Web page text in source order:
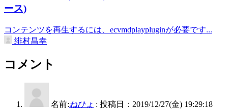
ース)
コンテンツを再生するには、ecvmdplaypluginが必要です...
绯村昌幸
コメント
名前:ねひょ : 投稿日：2019/12/27(金) 19:29:18